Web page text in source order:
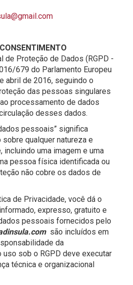
de Proteção de Dados (RGPD -
679 do Parlamento Europeu
abril de 2016, seguindo o
das pessoas singulares
processamento de dados
desses dados.
pessoais” significa
qualquer natureza e
incluindo uma imagem e uma
pessoa física identificada ou
não cobre os dados de
de Privacidade, você dá o
expresso, gratuito e
pessoais fornecidos pelo
são incluídos em
da
sob o RGPD deve executar
técnica e organizacional